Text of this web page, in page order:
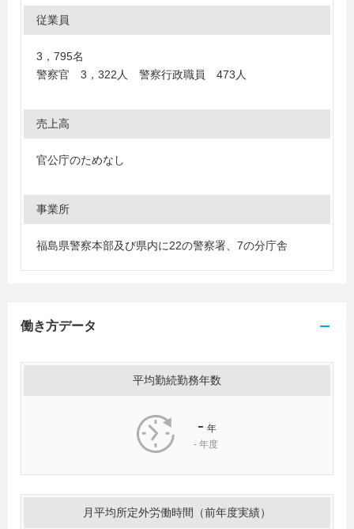
従業員
3，795名
警察官 3，322人 警察行政職員 473人
売上高
官公庁のためなし
事業所
福島県警察本部及び県内に22の警察署、7の分庁舎
働き方データ
平均勤続勤務年数
- 年
- 年度
月平均所定外労働時間（前年度実績）